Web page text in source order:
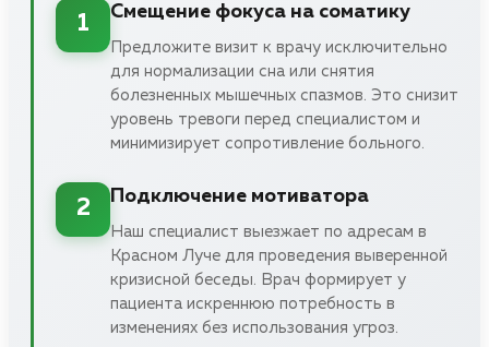
1
Смещение фокуса на соматику
Предложите визит к врачу исключительно
для нормализации сна или снятия
болезненных мышечных спазмов. Это снизит
уровень тревоги перед специалистом и
минимизирует сопротивление больного.
2
Подключение мотиватора
Наш специалист выезжает по адресам в
Красном Луче для проведения выверенной
кризисной беседы. Врач формирует у
пациента искреннюю потребность в
изменениях без использования угроз.